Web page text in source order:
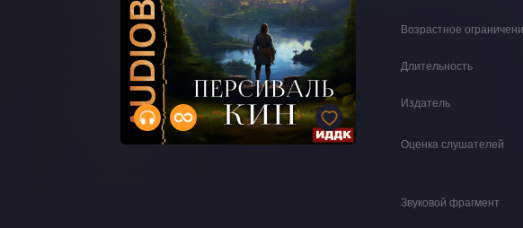
Возрастное
Длительность
Издатель
Оценка слушателей
Звуковой фрагмент